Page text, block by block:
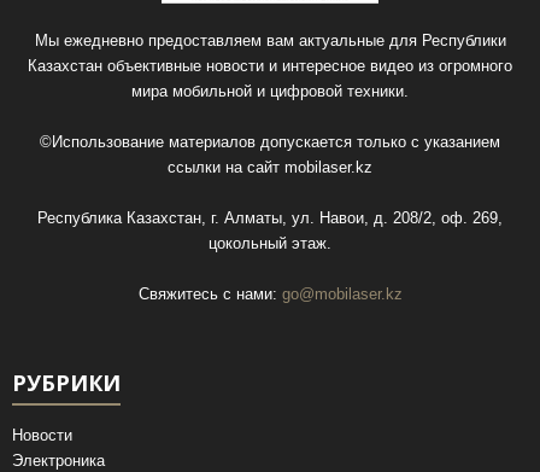
Мы ежедневно предоставляем вам актуальные для Республики
Казахстан объективные новости и интересное видео из огромного
мира мобильной и цифровой техники.
©Использование материалов допускается только с указанием
ссылки на сайт mobilaser.kz
Республика Казахстан, г. Алматы, ул. Навои, д. 208/2, оф. 269,
цокольный этаж.
Свяжитесь с нами: go@mobilaser.kz
РУБРИКИ
Новости
Электроника